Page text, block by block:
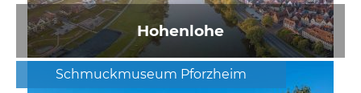
Hohenlohe
Schmuckmuseum Pforzheim